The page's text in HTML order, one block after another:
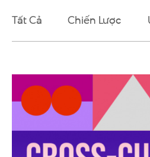
Tất Cả Chiến Lược